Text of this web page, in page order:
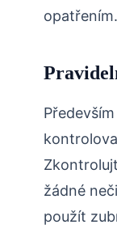
opatřením.
žádné
použít